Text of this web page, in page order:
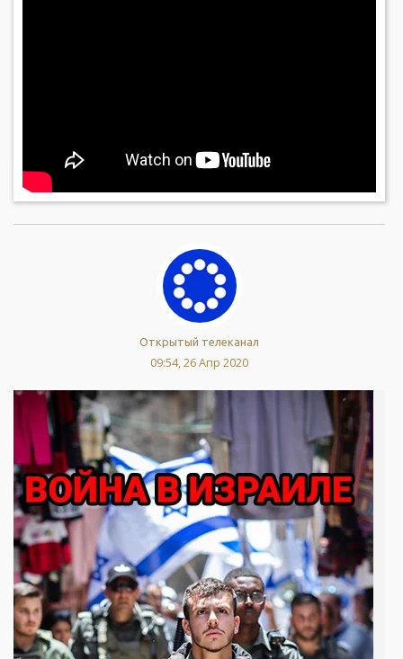
Открытый телеканал
09:54, 26 Апр 2020